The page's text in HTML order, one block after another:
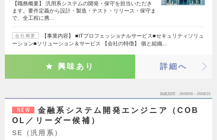
【職務概要】 汎用系システムの開発・保守を担当いただき
ます。要件定義から設計・製造・テスト・リリース・保守ま
で、全工程に携…
会社概要
【事業内容】 ■ITプロフェッショナルサービス■セキュリティソリュ
ーション■ソリューション＆サービス 【会社の特徴】 個と組織…
興味あり 詳細へ
掲載期間 26/08/06～26/08/19
NEW
金融系システム開発エンジニア（COB
OL／リーダー候補）
SE（汎用系）